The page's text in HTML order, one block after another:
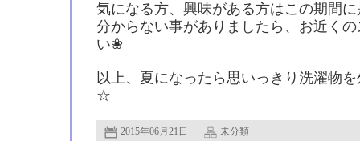
気になる方、興味がある方はこの期間
分からない事がありましたら、お近く
い❀
以上、夏になったら思いっきり洗濯物
☆
2015年06月21日 未分類